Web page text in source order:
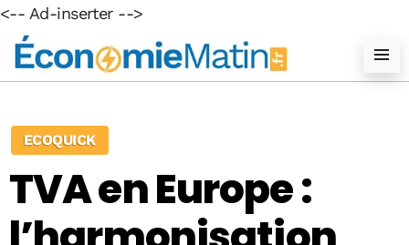
<-- Ad-inserter -->
ECOQUICK
TVA en Europe :